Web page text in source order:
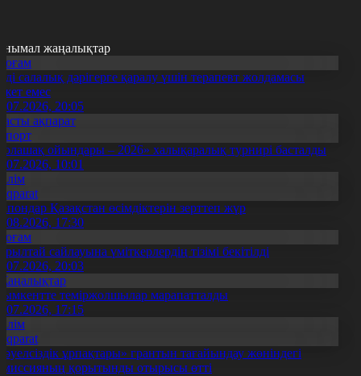
жаңалықтар
салалық дәрігерге қаралу үшін терапевт жолдамасы
емес
20:05
ақпарат
ойындары – 2026» халықаралық турнирі басталды
10:01
Қазақстан өсімдіктерін зерттеп жүр
17:30
сайлауына үміткерлердің тізімі бекітілді
20:03
теміржолшылар марапатталды
17:15
ұрпақтары» грантын тағайындау жөніндегі
қорытынды отырысы өтті